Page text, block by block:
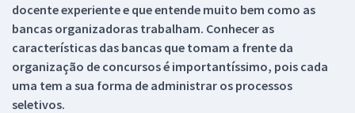
docente experiente e que entende muito bem como as
bancas organizadoras trabalham. Conhecer as
características das bancas que tomam a frente da
organização de concursos é importantíssimo, pois cada
uma tem a sua forma de administrar os processos
seletivos.